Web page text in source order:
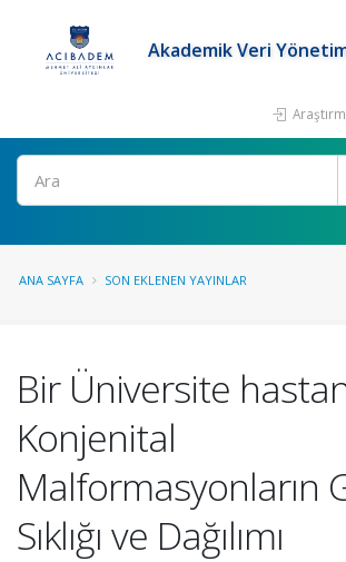
Akademik Veri
Ara
ANA SAYFA SON EKLENEN YAYINLAR
Bir Üniversite
Konjenital
Malformasyonların
Sıklığı ve Dağılımı